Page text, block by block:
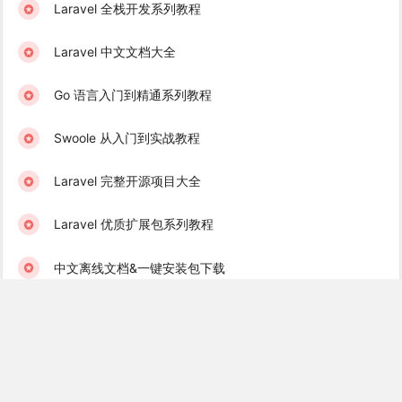
Laravel 全栈开发系列教程
Laravel 中文文档大全
Go 语言入门到精通系列教程
Swoole 从入门到实战教程
Laravel 完整开源项目大全
Laravel 优质扩展包系列教程
中文离线文档&一键安装包下载